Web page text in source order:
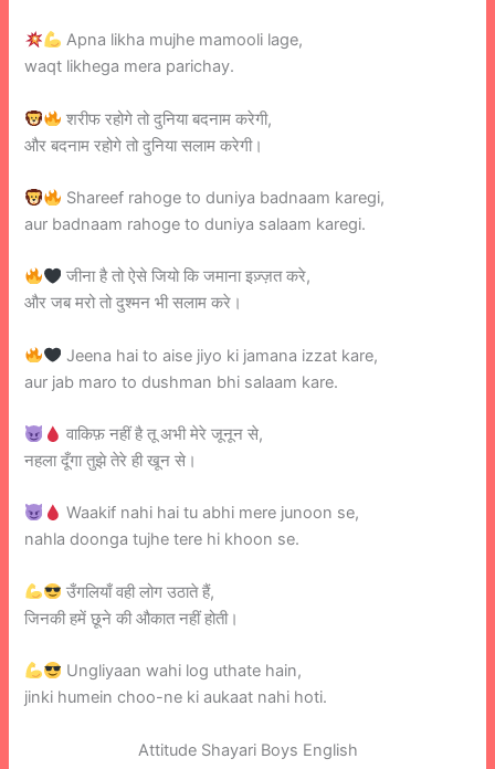
Apna likha mujhe mamooli lage,
waqt likhega mera parichay.
शरीफ रहोगे तो दुनिया बदनाम करेगी,
और बदनाम रहोगे तो दुनिया सलाम करेगी।
Shareef rahoge to duniya badnaam karegi,
aur badnaam rahoge to duniya salaam karegi.
जीना है तो ऐसे जियो कि जमाना इज़्ज़त करे,
और जब मरो तो दुश्मन भी सलाम करे।
Jeena hai to aise jiyo ki jamana izzat kare,
aur jab maro to dushman bhi salaam kare.
वाकिफ़ नहीं है तू अभी मेरे जूनून से,
नहला दूँगा तुझे तेरे ही खून से।
Waakif nahi hai tu abhi mere junoon se,
nahla doonga tujhe tere hi khoon se.
उँगलियाँ वही लोग उठाते हैं,
जिनकी हमें छूने की औकात नहीं होती।
Ungliyaan wahi log uthate hain,
jinki humein choo-ne ki aukaat nahi hoti.
Attitude Shayari Boys English